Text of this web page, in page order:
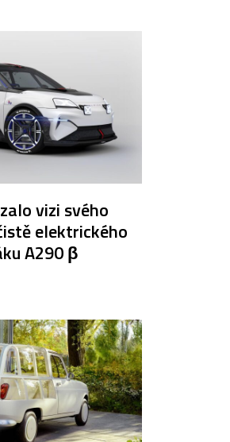
vizi svého
elektrického
A290 β